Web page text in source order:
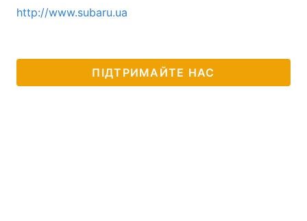
http://www.subaru.ua
ПІДТРИМАЙТЕ НАС